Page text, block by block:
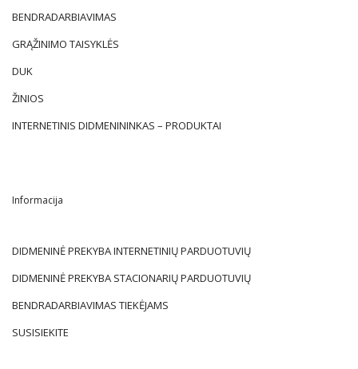
BENDRADARBIAVIMAS
GRĄŽINIMO TAISYKLĖS
DUK
ŽINIOS
INTERNETINIS DIDMENININKAS – PRODUKTAI
Informacija
DIDMENINĖ PREKYBA INTERNETINIŲ PARDUOTUVIŲ
DIDMENINĖ PREKYBA STACIONARIŲ PARDUOTUVIŲ
BENDRADARBIAVIMAS TIEKĖJAMS
SUSISIEKITE